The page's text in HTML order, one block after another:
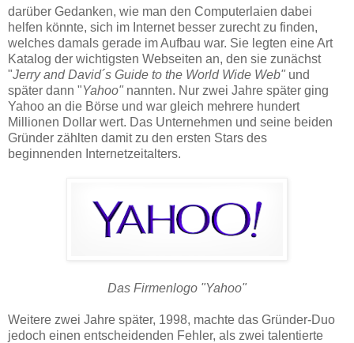
darüber Gedanken, wie man den Computerlaien dabei
helfen könnte, sich im Internet besser zurecht zu finden,
welches damals gerade im Aufbau war. Sie legten eine Art
Katalog der wichtigsten Webseiten an, den sie zunächst
"Jerry and David´s Guide to the World Wide Web" und
später dann "Yahoo" nannten. Nur zwei Jahre später ging
Yahoo an die Börse und war gleich mehrere hundert
Millionen Dollar wert. Das Unternehmen und seine beiden
Gründer zählten damit zu den ersten Stars des
beginnenden Internetzeitalters.
Das Firmenlogo "Yahoo"
Weitere zwei Jahre später, 1998, machte das Gründer-Duo
jedoch einen entscheidenden Fehler, als zwei talentierte